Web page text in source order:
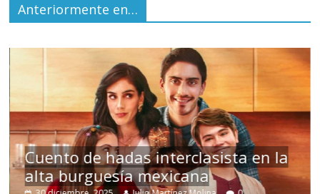
Anteriormente en…
Cuento de hadas interclasista en la
alta burguesía mexicana